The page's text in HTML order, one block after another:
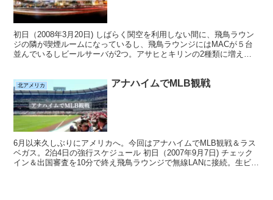
初日（2008年3月20日) しばらく関空を利用しない間に、飛鳥ラウン
ジの隣が喫煙ルームになっているし、飛鳥ラウンジにはMACが５台
並んでいるしビールサーバが2つ。アサヒとキリンの2種類に増えて
北アメリカ アナハイムでMLB観戦
6月以来久しぶりにアメリカへ。今回はアナハイムでMLB観戦＆ラス
ベガス。2泊4日の強行スケジュール 初日（2007年9月7日) チェック
イン＆出国審査を10分で終え飛鳥ラウンジで無線LANに接続。生ビー